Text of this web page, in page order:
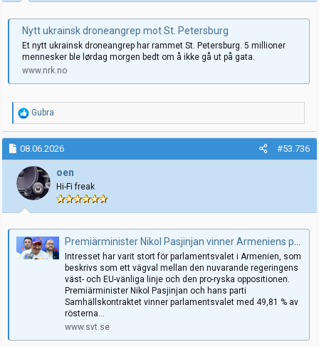
Nytt ukrainsk droneangrep mot St. Petersburg
Et nytt ukrainsk droneangrep har rammet St. Petersburg. 5 millioner
mennesker ble lørdag morgen bedt om å ikke gå ut på gata.
www.nrk.no
R
e
a
k
s
j
o
n
e
r
Gubra
08.06.2026 #53.736
oen
Hi-Fi freak
Premiärminister Nikol Pasjinjan vinner Armeniens parlamentsval
Intresset har varit stort för parlamentsvalet i Armenien, som
beskrivs som ett vägval mellan den nuvarande regeringens
väst- och EU-vänliga linje och den pro-ryska oppositionen.
Premiärminister Nikol Pasjinjan och hans parti
Samhällskontraktet vinner parlamentsvalet med 49,81 % av
rösterna...
www.svt.se